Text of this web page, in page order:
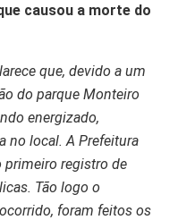
causou a morte do
que, devido a um
do parque Monteiro
energizado,
no local. A Prefeitura
primeiro registro de
Tão logo o
foram feitos os